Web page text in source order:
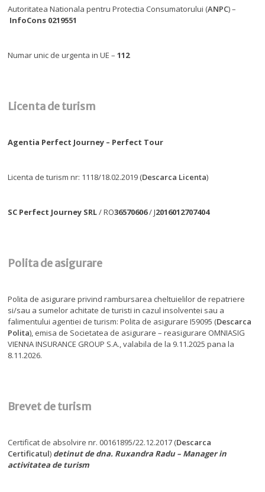
Autoritatea Nationala pentru Protectia Consumatorului (ANPC) –
InfoCons 0219551
Numar unic de urgenta in UE –112
Licenta de turism
Agentia Perfect Journey – Perfect Tour
Licenta de turism nr: 1118/18.02.2019 (Descarca Licenta)
SC Perfect Journey SRL/ RO36570606/ J2016012707404
Polita de asigurare
Polita de asigurare privind rambursarea cheltuielilor de repatriere
si/sau a sumelor achitate de turisti in cazul insolventei sau a
falimentului agentiei de turism: Polita de asigurare I59095 (Descarca
Polita), emisa de Societatea de asigurare – reasigurare OMNIASIG
VIENNA INSURANCE GROUP S.A., valabila de la 9.11.2025 pana la
8.11.2026.
Brevet de turism
Certificat de absolvire nr. 00161895/22.12.2017 (Descarca
Certificatul) detinut de dna. Ruxandra Radu – Manager in
activitatea de turism